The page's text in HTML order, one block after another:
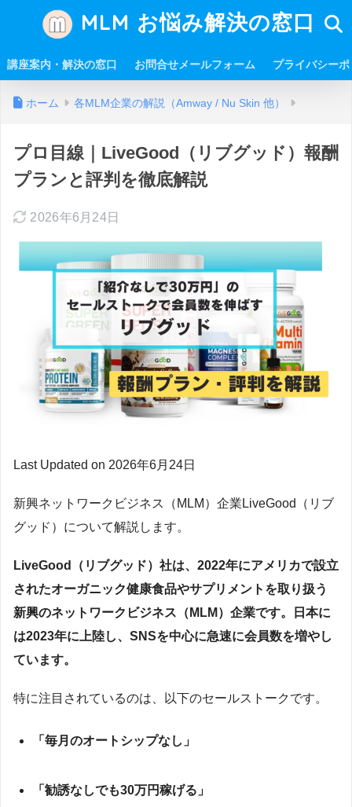
MLM お悩み解決の窓口
講座案内・解決の窓口 お問合せメールフォーム プライバシー
ホーム 各MLM企業の解説（Amway / Nu Skin 他）
プロ目線｜LiveGood（リブグッド）報酬
プランと評判を徹底解説
2026年6月24日
Last Updated on 2026年6月24日
新興ネットワークビジネス（MLM）企業LiveGood（リブ
グッド）について解説します。
LiveGood（リブグッド）社は、2022年にアメリカで設立
されたオーガニック健康食品やサプリメントを取り扱う
新興のネットワークビジネス（MLM）企業です。日本に
は2023年に上陸し、SNSを中心に急速に会員数を増やし
ています。
特に注目されているのは、以下のセールストークです。
「毎月のオートシップなし」
「勧誘なしでも30万円稼げる」